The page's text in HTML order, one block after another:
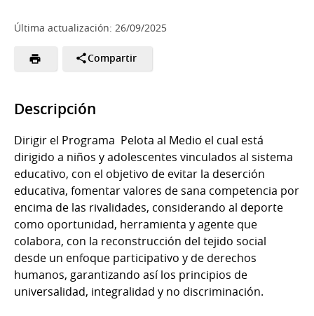
Última actualización: 26/09/2025
Compartir
Descripción
Dirigir el Programa Pelota al Medio el cual está
dirigido a niños y adolescentes vinculados al sistema
educativo, con el objetivo de evitar la deserción
educativa, fomentar valores de sana competencia por
encima de las rivalidades, considerando al deporte
como oportunidad, herramienta y agente que
colabora, con la reconstrucción del tejido social
desde un enfoque participativo y de derechos
humanos, garantizando así los principios de
universalidad, integralidad y no discriminación.